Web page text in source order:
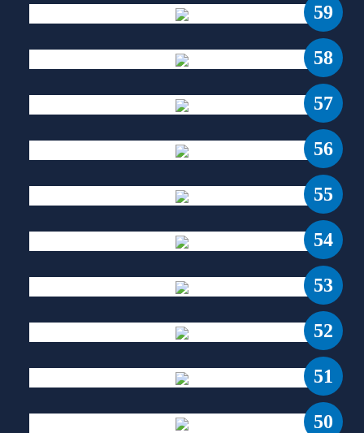
59
58
57
56
55
54
53
52
51
50